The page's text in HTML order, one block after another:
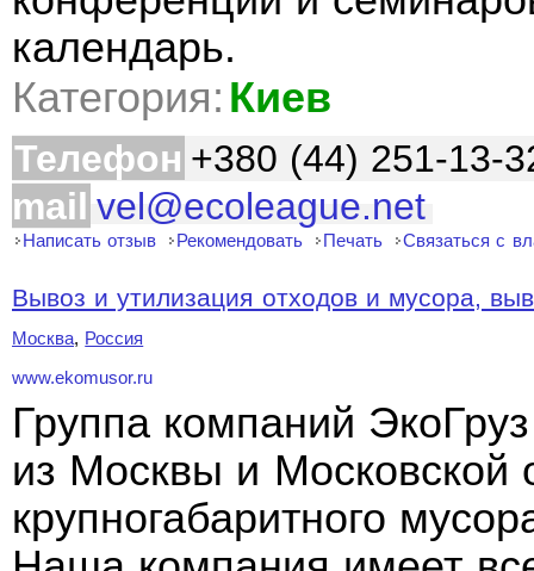
календарь.
Категория: Киев
Телефон +380 (44) 251-13-
mail vel@ecoleague.net
Написать отзыв Рекомендовать Печать Связаться с
Вывоз и утилизация отходов и мусора,
Москва, Россия
www.ekomusor.ru
Группа компаний
из Москвы и Московской
крупногабаритного